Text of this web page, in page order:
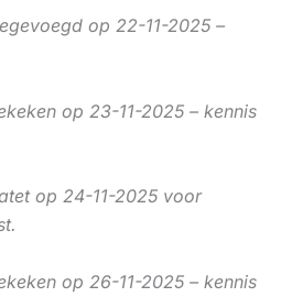
op 22-11-2025 –
op 23-11-2025 – kennis
op 24-11-2025 voor
op 26-11-2025 – kennis